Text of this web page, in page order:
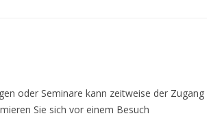
oder Seminare kann zeitweise der Zugang
Sie sich vor einem Besuch